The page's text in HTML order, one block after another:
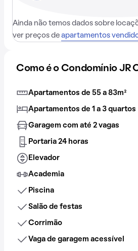
Ainda não temos dados sobre
ver preços de apartamentos
Como é o Condomínio JR
Apartamentos de 55 a 83m²
Apartamentos de 1 a 3 quartos
Garagem com até 2 vagas
Portaria 24 horas
Elevador
Academia
Piscina
Salão de festas
Corrimão
Vaga de garagem acessível